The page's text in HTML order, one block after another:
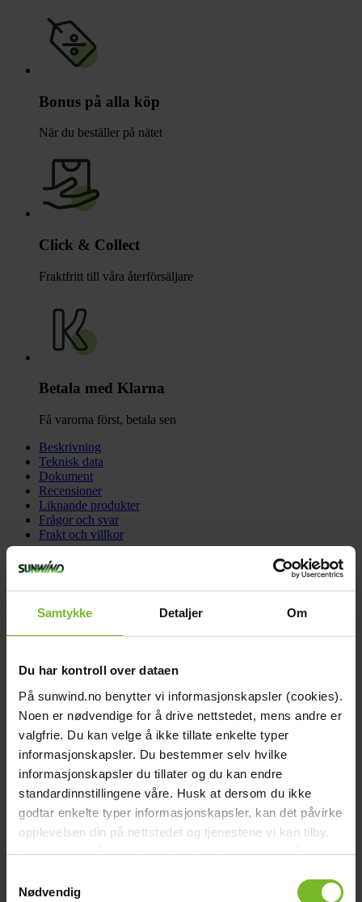
Samtykke Detaljer Om
Du har kontroll over dataen
På sunwind.no benytter vi informasjonskapsler (cookies).
Noen er nødvendige for å drive nettstedet, mens andre er
valgfrie. Du kan velge å ikke tillate enkelte typer
informasjonskapsler. Du bestemmer selv hvilke
informasjonskapsler du tillater og du kan endre
standardinnstillingene våre. Husk at dersom du ikke
godtar enkelte typer informasjonskapsler, kan det påvirke
opplevelsen din på nettstedet og tjenestene vi kan tilby.
Les mer om vårcookiepolicyher. Les mer om våre
Nødvendig
Bonus på alla köp
När du beställer på nätet
Click & Collect
Fraktfritt till våra återförsäljare
Betala med Klarna
Få varorna först, betala sen
Beskrivning
Teknisk data
Dokument
Recensioner
Liknande produkter
Frågor och svar
Frakt och villkor
Beskrivning
12V
Strömbrytare integrerad på armaturens bas.
Djup (cm):11
Bredd (cm):
Vikt (kg):0,23
Lampa ingår:Ja
Effekt:4W
Kelvin:
2700
Lumen:150
Lamptyp:LED
Utbytbar lampa:Nej
USB uttag:
Nej
Spänning Nominell: 12V
Lamptyp:Vägglampa
Höjd (cm):11,5